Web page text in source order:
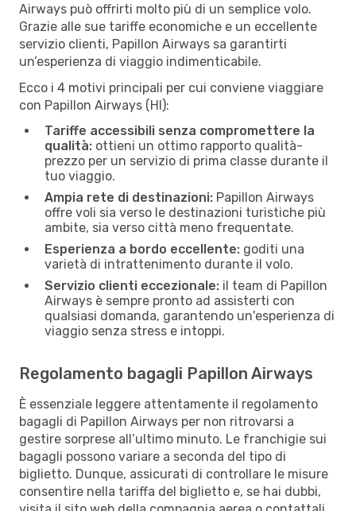
Airways può offrirti molto più di un semplice volo.
Grazie alle sue tariffe economiche e un eccellente
servizio clienti, Papillon Airways sa garantirti
un’esperienza di viaggio indimenticabile.
Ecco i 4 motivi principali per cui conviene viaggiare
con Papillon Airways (HI):
Tariffe accessibili senza compromettere la
qualità: ottieni un ottimo rapporto qualità-
prezzo per un servizio di prima classe durante il
tuo viaggio.
Ampia rete di destinazioni: Papillon Airways
offre voli sia verso le destinazioni turistiche più
ambite, sia verso città meno frequentate.
Esperienza a bordo eccellente: goditi una
varietà di intrattenimento durante il volo.
Servizio clienti eccezionale: il team di Papillon
Airways è sempre pronto ad assisterti con
qualsiasi domanda, garantendo un'esperienza di
viaggio senza stress e intoppi.
Regolamento bagagli Papillon Airways
È essenziale leggere attentamente il regolamento
bagagli di Papillon Airways per non ritrovarsi a
gestire sorprese all’ultimo minuto. Le franchigie sui
bagagli possono variare a seconda del tipo di
biglietto. Dunque, assicurati di controllare le misure
consentire nella tariffa del biglietto e, se hai dubbi,